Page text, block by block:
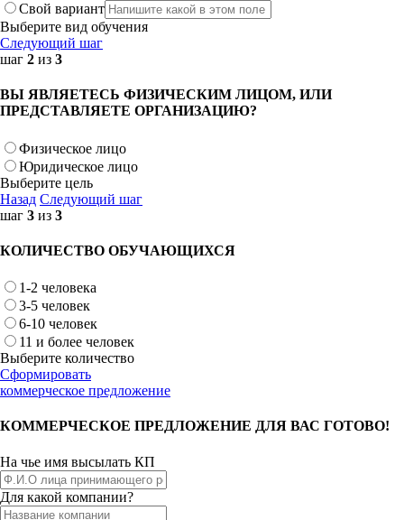
Свой вариант
Выберите вид обучения
Следующий шаг
шаг 2 из 3
ВЫ ЯВЛЯЕТЕСЬ ФИЗИЧЕСКИМ ЛИЦОМ, ИЛИ
ПРЕДСТАВЛЯЕТЕ ОРГАНИЗАЦИЮ?
Физическое лицо
Юридическое лицо
Выберите цель
Назад Следующий шаг
шаг 3 из 3
КОЛИЧЕСТВО ОБУЧАЮЩИХСЯ
1-2 человека
3-5 человек
6-10 человек
11 и более человек
Выберите количество
Сформировать
коммерческое предложение
КОММЕРЧЕСКОЕ ПРЕДЛОЖЕНИЕ ДЛЯ ВАС ГОТОВО!
На чье имя высылать КП
Для какой компании?